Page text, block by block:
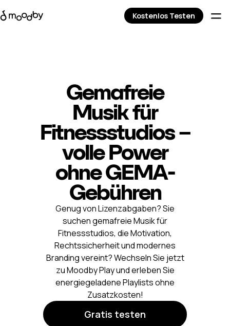
Gemafreie
Musik für
Fitnessstudios –
volle Power
ohne GEMA-
Gebühren
Genug von Lizenzabgaben? Sie
suchen gemafreie Musik für
Fitnessstudios, die Motivation,
Rechtssicherheit und modernes
Branding vereint? Wechseln Sie jetzt
zu Moodby Play und erleben Sie
energiegeladene Playlists ohne
Zusatzkosten!
Gratis testen
Kostenlos Testen